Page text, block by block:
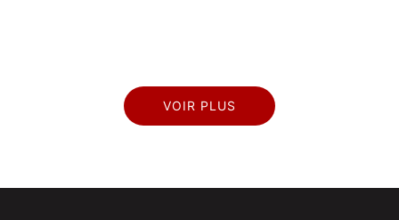
VOIR PLUS